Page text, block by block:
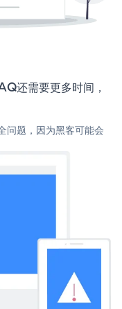
还需要更多时间，
问题，因为黑客可能会